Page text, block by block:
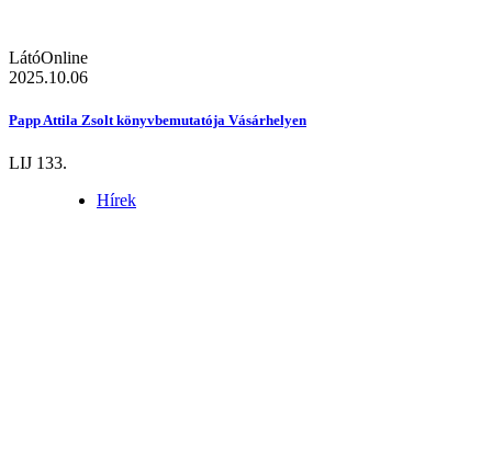
LátóOnline
2025.10.06
Papp Attila Zsolt könyvbemutatója Vásárhelyen
LIJ 133.
Hírek